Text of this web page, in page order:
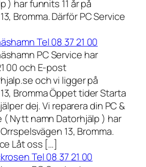
) har funnits 11 år på
Bromma. Därför PC Service
Tel 08 37 21 00
PC Service har
00 och E-post
och vi ligger på
Bromma Öppet tider Starta
dej. Vi reparera din PC &
( Nytt namn Datorhjälp ) har
13, Bromma.
Låt oss […]
Tel 08 37 21 00